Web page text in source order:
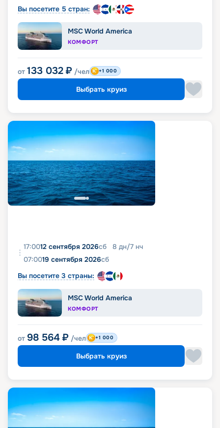
Вы посетите 5 стран:
MSC World America
КОМФОРТ
от 133 032 ₽ /чел +1 000
Выбрать круиз
17:0012 сентября 2026сб 8 дн/7 нч
07:0019 сентября 2026сб
Вы посетите 3 страны:
MSC World America
КОМФОРТ
от 98 564 ₽ /чел +1 000
Выбрать круиз